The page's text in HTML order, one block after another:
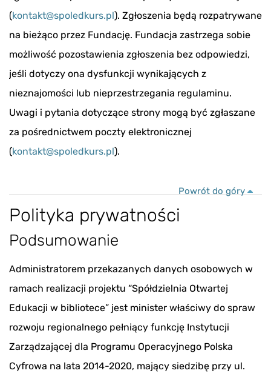
(kontakt@spoledkurs.pl). Zgłoszenia będą rozpatrywane
na bieżąco przez Fundację. Fundacja zastrzega sobie
możliwość pozostawienia zgłoszenia bez odpowiedzi,
jeśli dotyczy ona dysfunkcji wynikających z
nieznajomości lub nieprzestrzegania regulaminu.
Uwagi i pytania dotyczące strony mogą być zgłaszane
za pośrednictwem poczty elektronicznej
(kontakt@spoledkurs.pl).
Powrót do góry
Polityka prywatności
Podsumowanie
Administratorem przekazanych danych osobowych w
ramach realizacji projektu “Spółdzielnia Otwartej
Edukacji w bibliotece” jest minister właściwy do spraw
rozwoju regionalnego pełniący funkcję Instytucji
Zarządzającej dla Programu Operacyjnego Polska
Cyfrowa na lata 2014-2020, mający siedzibę przy ul.